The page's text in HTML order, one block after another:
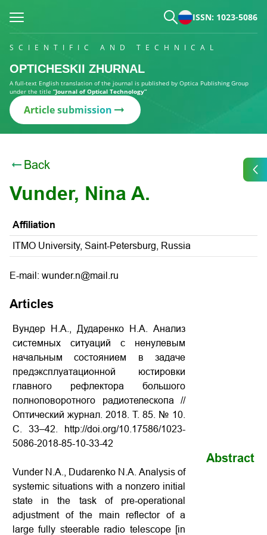
ISSN: 1023-5086
SCIENTIFIC AND TECHNICAL
OPTICHESKII ZHURNAL
A full-text English translation of the journal is published by Optica Publishing Group
under the title “Journal of Optical Technology”
Article submission
Back
Vunder, Nina A.
Affiliation
ITMO University, Saint-Petersburg, Russia
E-mail: wunder.n@mail.ru
Articles
Вундер Н.А., Дударенко Н.А. Анализ
системных ситуаций с ненулевым
начальным состоянием в задаче
предэксплуатационной юстировки
главного рефлектора большого
полноповоротного радиотелескопа //
Оптический журнал. 2018. Т. 85. № 10.
С. 33–42. http://doi.org/10.17586/1023-
5086-2018-85-10-33-42
Vunder N.A., Dudarenko N.A. Analysis of
systemic situations with a nonzero initial
state in the task of pre-operational
adjustment of the main reflector of a
large fully steerable radio telescope [in
Abstract